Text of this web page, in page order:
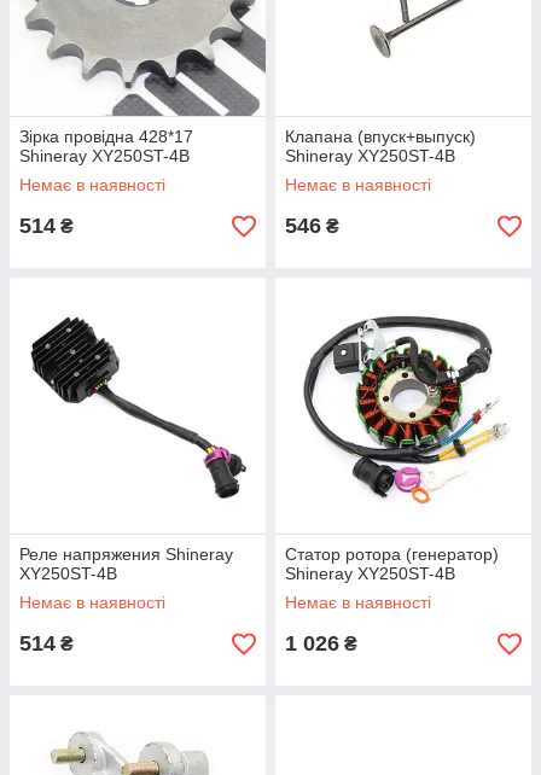
Зірка провідна 428*17
Shineray XY250ST-4B
Немає в наявності
514 ₴
Клапана (впуск+выпуск)
Shineray XY250ST-4B
Немає в наявності
546 ₴
Реле напряжения Shineray
XY250ST-4B
Немає в наявності
514 ₴
Статор ротора (генератор)
Shineray XY250ST-4B
Немає в наявності
1 026 ₴